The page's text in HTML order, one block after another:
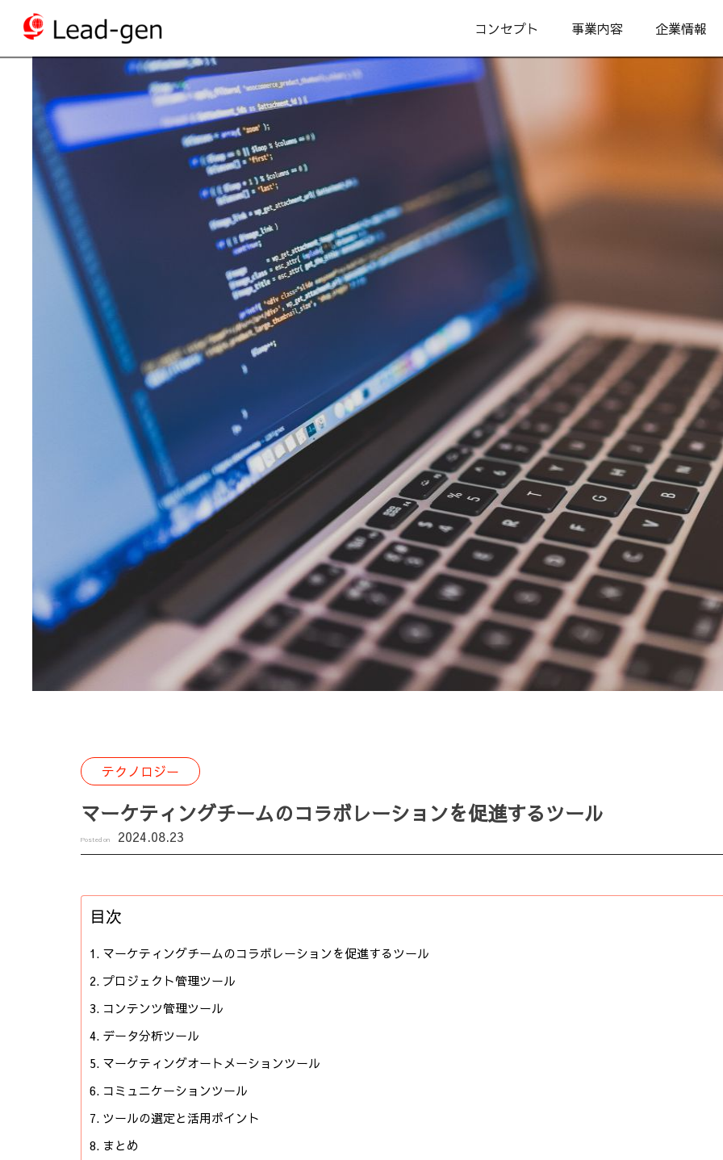
コンセプト 事業内容 企業情報
テクノロジー
マーケティングチームのコラボレーションを促進するツール
Posted on 2024.08.23
目次
マーケティングチームのコラボレーションを促進するツール
プロジェクト管理ツール
コンテンツ管理ツール
データ分析ツール
マーケティングオートメーションツール
コミュニケーションツール
ツールの選定と活用ポイント
まとめ